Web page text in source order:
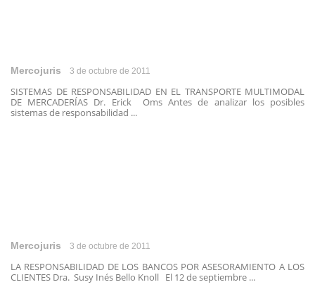
Mercojuris 3 de octubre de 2011
SISTEMAS DE RESPONSABILIDAD EN EL TRANSPORTE MULTIMODAL
DE MERCADERÍAS Dr. Erick Oms Antes de analizar los posibles
sistemas de responsabilidad ...
Mercojuris 3 de octubre de 2011
LA RESPONSABILIDAD DE LOS BANCOS POR ASESORAMIENTO A LOS
CLIENTES Dra. Susy Inés Bello Knoll El 12 de septiembre ...